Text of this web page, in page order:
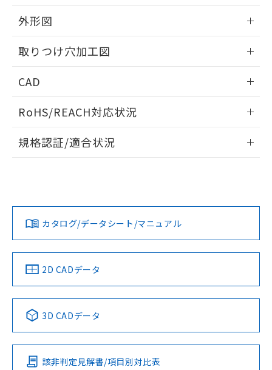
外形図
取りつけ穴加工図
CAD
ドすることができます。
ログイン/会員登録
ダウンロードデータをご利用いただく前に、以下を必ずお読
みください。
ソフトウェアの使用条件
RoHS/REACH対応状況
EU RoHS 注意事項・凡例
対応済み
中国 RoHS 注意事項・凡例
Pb Hg Cd Cr(VI)
O
規格認証/適合状況
カタログ/データシート/マニュアル
2D CADデータ
3D CADデータ
該非判定見解書/項目別対比表